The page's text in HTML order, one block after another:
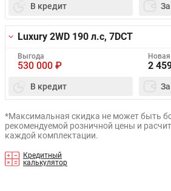
В кредит
Luxury 2WD 190 л.с, 7DCT
Выгода
530 000 ₽ 2
В кредит
*Максимальная скидка не может быть
рекомендуемой розничной цены и
каждой комплектации.
Кредитный
калькулятор